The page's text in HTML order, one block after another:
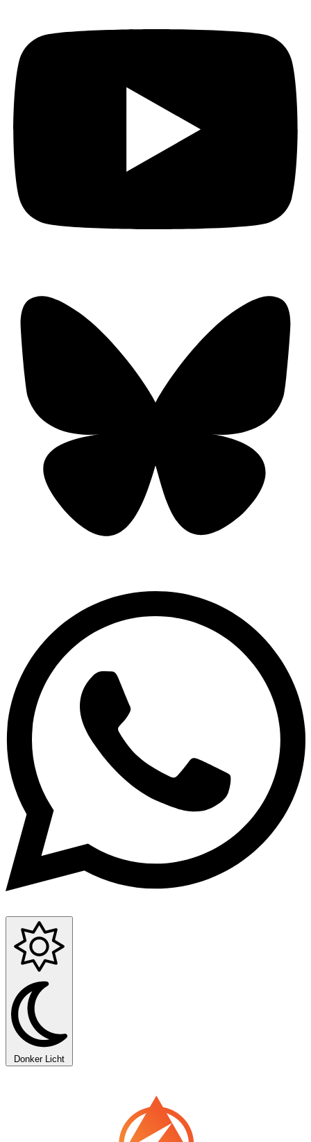
Donker Licht